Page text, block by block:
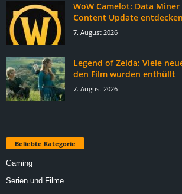
WoW Camelot: Data
Content Update entdecken
7. August 2026
Legend of Zelda: Viele
den Film wurden enthüllt
7. August 2026
Beliebte Kategorie
Gaming
Serien und Filme